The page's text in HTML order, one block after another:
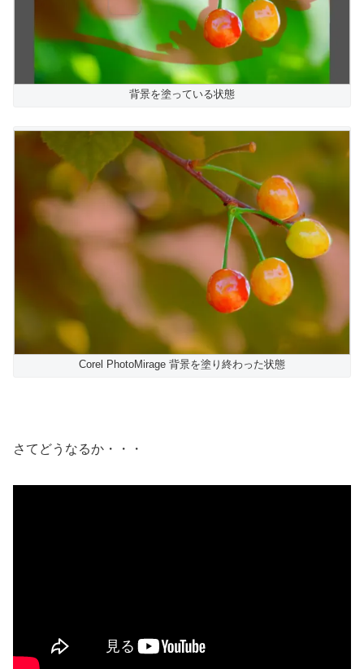
背景を塗っている状態
Corel PhotoMirage 背景を塗り終わった状態
さてどうなるか・・・